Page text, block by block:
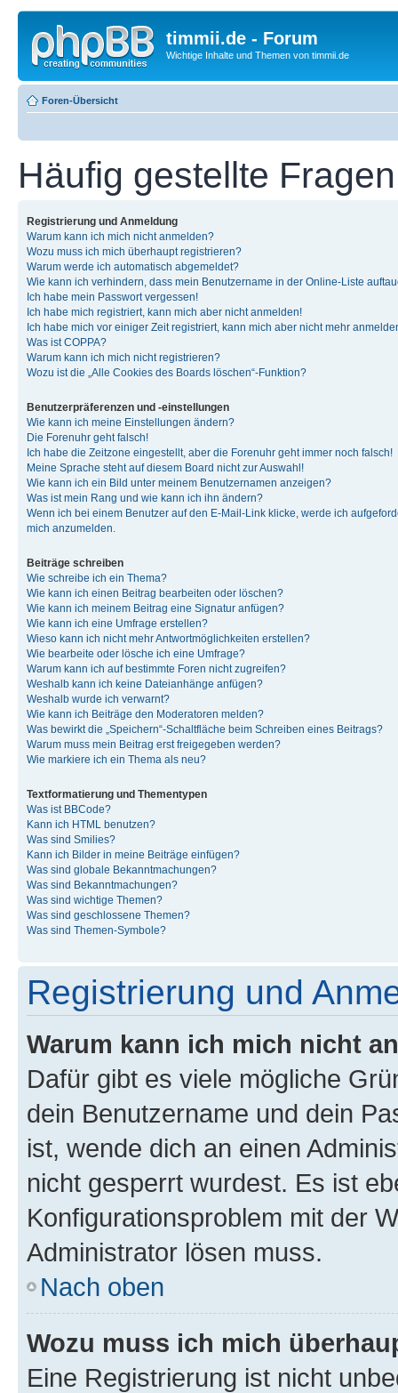
timmii.de - Forum
Wichtige Inhalte und Themen von timmii.de
Foren-Übersicht
Häufig gestellte Fragen
Registrierung und Anmeldung
Warum kann ich mich nicht anmelden?
Wozu muss ich mich überhaupt registrieren?
Warum werde ich automatisch abgemeldet?
Wie kann ich verhindern, dass mein Benutzername in der Online-Liste
Ich habe mein Passwort vergessen!
Ich habe mich registriert, kann mich aber nicht anmelden!
Ich habe mich vor einiger Zeit registriert, kann mich aber nicht mehr
Was ist COPPA?
Warum kann ich mich nicht registrieren?
Wozu ist die „Alle Cookies des Boards löschen“-Funktion?
Benutzerpräferenzen und -einstellungen
Wie kann ich meine Einstellungen ändern?
Die Forenuhr geht falsch!
Ich habe die Zeitzone eingestellt, aber die Forenuhr geht immer noch falsch!
Meine Sprache steht auf diesem Board nicht zur Auswahl!
Wie kann ich ein Bild unter meinem Benutzernamen anzeigen?
Was ist mein Rang und wie kann ich ihn ändern?
Wenn ich bei einem Benutzer auf den E-Mail-Link klicke, werde ich
mich anzumelden.
Beiträge schreiben
Wie schreibe ich ein Thema?
Wie kann ich einen Beitrag bearbeiten oder löschen?
Wie kann ich meinem Beitrag eine Signatur anfügen?
Wie kann ich eine Umfrage erstellen?
Wieso kann ich nicht mehr Antwortmöglichkeiten erstellen?
Wie bearbeite oder lösche ich eine Umfrage?
Warum kann ich auf bestimmte Foren nicht zugreifen?
Weshalb kann ich keine Dateianhänge anfügen?
Weshalb wurde ich verwarnt?
Wie kann ich Beiträge den Moderatoren melden?
Was bewirkt die „Speichern“-Schaltfläche beim Schreiben eines Beitrags?
Warum muss mein Beitrag erst freigegeben werden?
Wie markiere ich ein Thema als neu?
Textformatierung und Thementypen
Was ist BBCode?
Kann ich HTML benutzen?
Was sind Smilies?
Kann ich Bilder in meine Beiträge einfügen?
Was sind globale Bekanntmachungen?
Was sind Bekanntmachungen?
Was sind wichtige Themen?
Was sind geschlossene Themen?
Was sind Themen-Symbole?
Registrierung und
Warum kann ich mich nicht
Dafür gibt es viele mögliche
dein Benutzername und dein
ist, wende dich an einen
nicht gesperrt wurdest. Es ist
Konfigurationsproblem mit der
Administrator lösen muss.
Nach oben
Wozu muss ich mich
Eine Registrierung ist nicht